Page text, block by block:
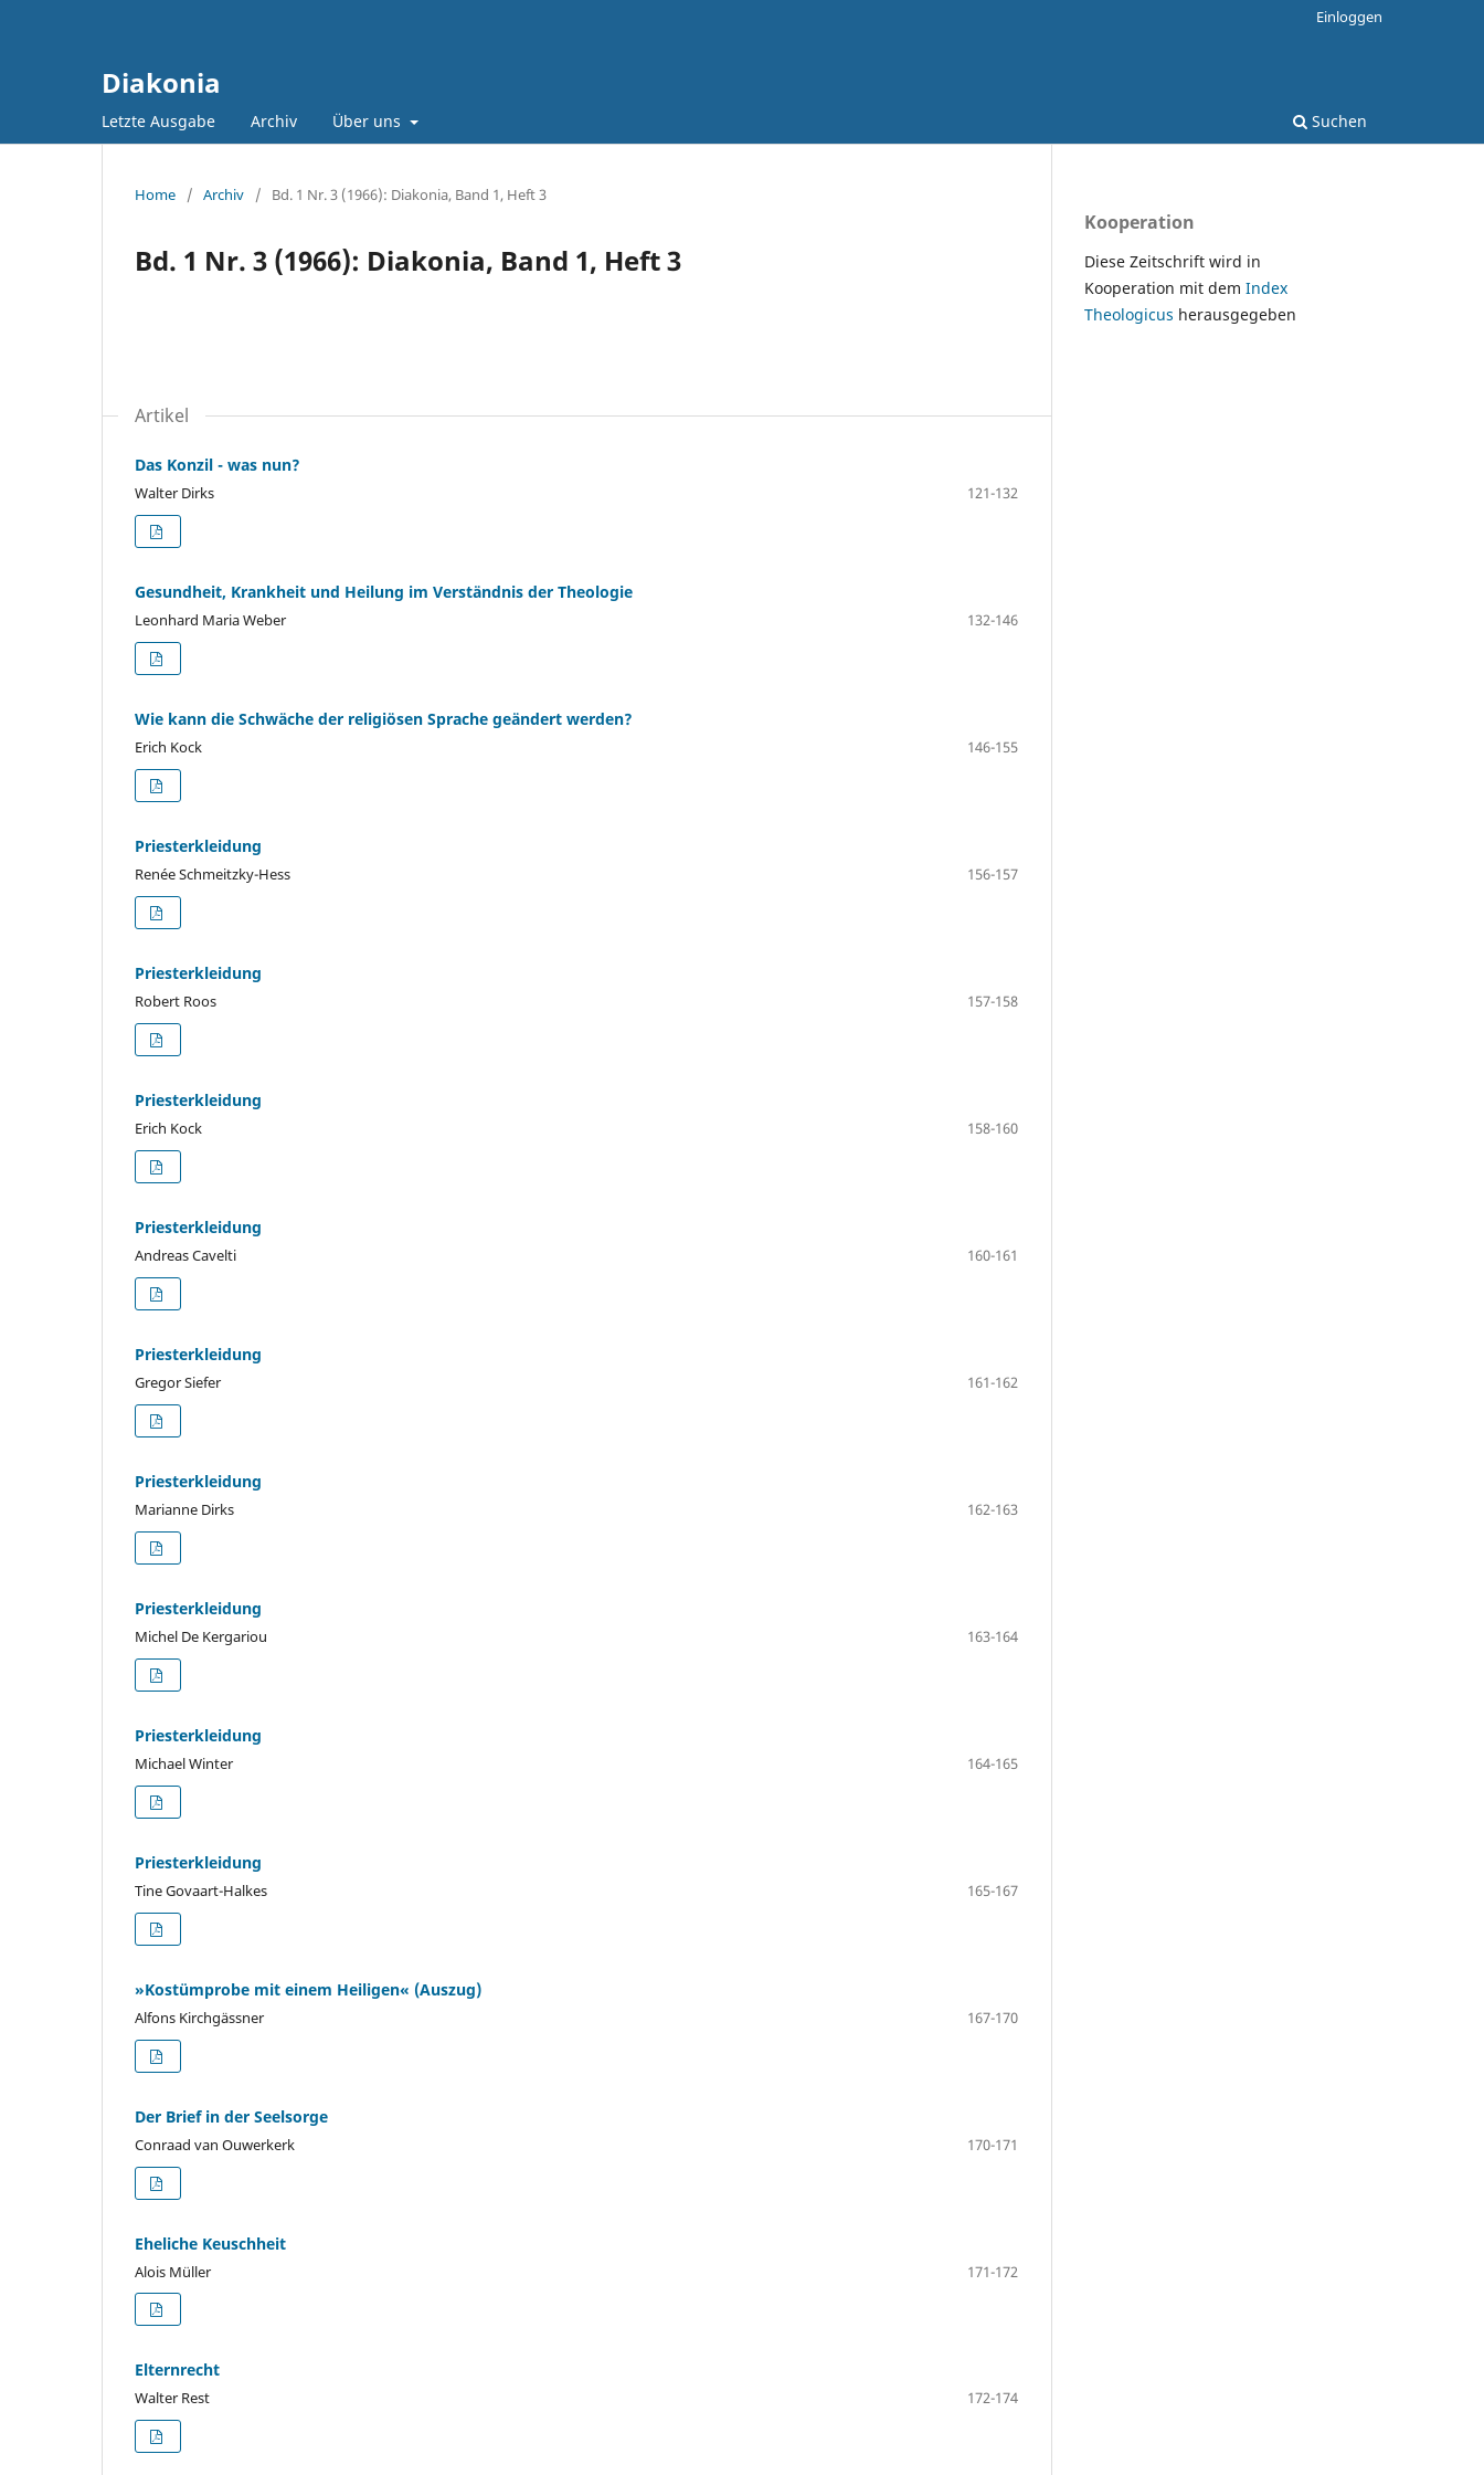
Diakonia
Letzte Ausgabe Archiv Über uns Suchen
Einloggen
Home / Archiv / Bd. 1 Nr. 3 (1966): Diakonia, Band 1, Heft 3
Bd. 1 Nr. 3 (1966): Diakonia, Band 1, Heft 3
Artikel
Das Konzil - was nun?
Walter Dirks 121-132
Gesundheit, Krankheit und Heilung im Verständnis der Theologie
Leonhard Maria Weber 132-146
Wie kann die Schwäche der religiösen Sprache geändert werden?
Erich Kock 146-155
Priesterkleidung
Renée Schmeitzky-Hess 156-157
Priesterkleidung
Robert Roos 157-158
Priesterkleidung
Erich Kock 158-160
Priesterkleidung
Andreas Cavelti 160-161
Priesterkleidung
Gregor Siefer 161-162
Priesterkleidung
Marianne Dirks 162-163
Priesterkleidung
Michel De Kergariou 163-164
Priesterkleidung
Michael Winter 164-165
Priesterkleidung
Tine Govaart-Halkes 165-167
»Kostümprobe mit einem Heiligen« (Auszug)
Alfons Kirchgässner 167-170
Der Brief in der Seelsorge
Conraad van Ouwerkerk 170-171
Eheliche Keuschheit
Alois Müller 171-172
Elternrecht
Walter Rest 172-174
Kooperation
Diese Zeitschrift wird in
Kooperation mit dem Index
Theologicus herausgegeben